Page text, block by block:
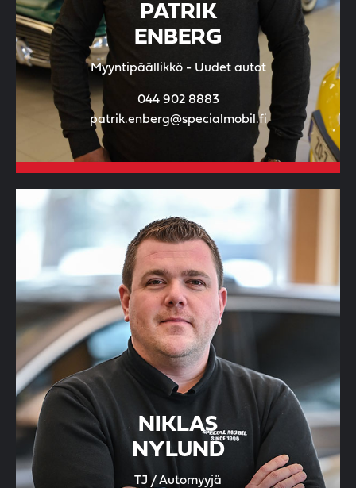
PATRIK
ENBERG
Myyntipäällikkö - Uudet autot
044 902 8883
patrik.enberg@specialmobil.fi
NIKLAS
NYLUND
TJ / Automyyjä